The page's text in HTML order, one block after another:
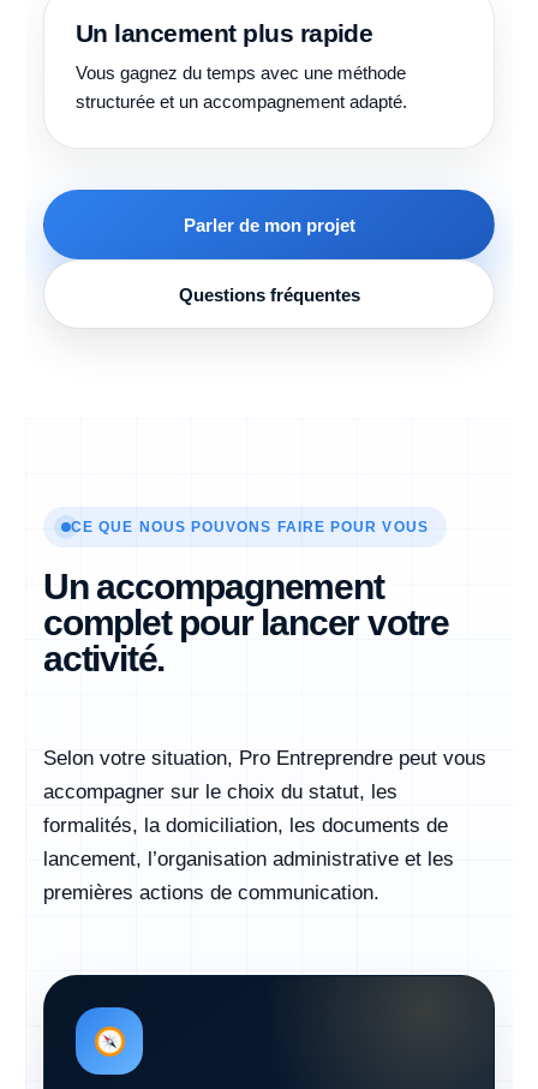
Un lancement plus rapide
Vous gagnez du temps avec une méthode
structurée et un accompagnement adapté.
Parler de mon projet
Questions fréquentes
CE QUE NOUS POUVONS FAIRE POUR VOUS
Un accompagnement
complet pour lancer votre
activité.
Selon votre situation, Pro Entreprendre peut vous
accompagner sur le choix du statut, les
formalités, la domiciliation, les documents de
lancement, l’organisation administrative et les
premières actions de communication.